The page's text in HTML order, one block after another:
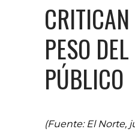
PESO
PÚBLICO
(Fuente: El Norte,